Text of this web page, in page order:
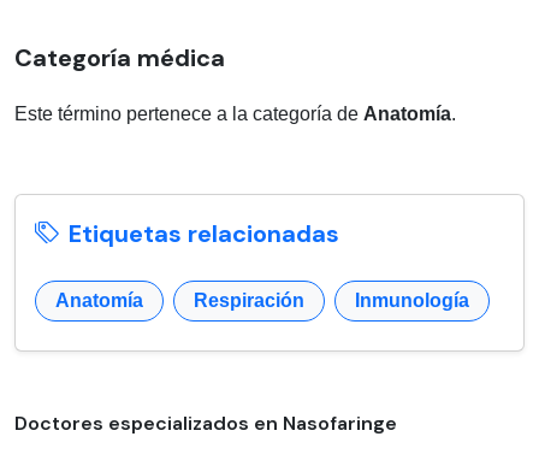
Categoría médica
Este término pertenece a la categoría de Anatomía.
Etiquetas relacionadas
Anatomía Respiración Inmunología
Doctores especializados en Nasofaringe